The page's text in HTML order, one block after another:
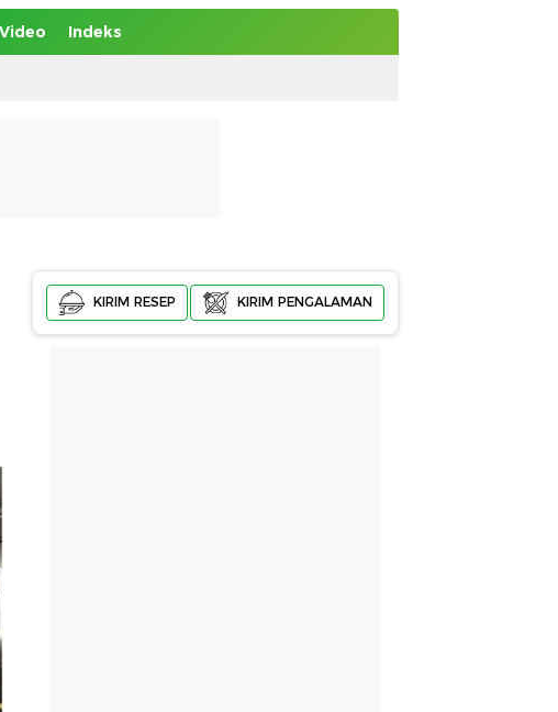
Video Indeks
KIRIM RESEP KIRIM PENGALAMAN